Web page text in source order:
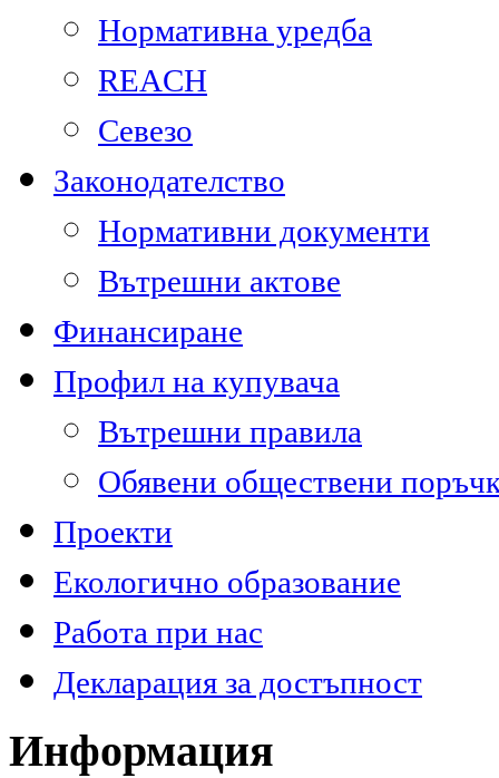
Нормативна уредба
REACH
Севезо
Законодателство
Нормативни документи
Вътрешни актове
Финансиране
Профил на купувача
Вътрешни правила
Обявени обществени
Проекти
Екологично образование
Работа при нас
Декларация за достъпност
Информация